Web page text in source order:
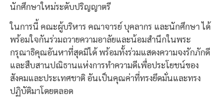
นักศึกษาใหม่ระดับปริญญาตรี
ในการนี้ คณะผู้บริหาร คณาจารย์ บุคลากร และนักศึกษา ได้
พร้อมใจกันร่วมถวายความอาลัยและน้อมสำนึกในพระ
กรุณาธิคุณอันหาที่สุดมิได้ พร้อมทั้งร่วมแสดงความจงรักภักดี
และสืบสานปณิธานแห่งการทำความดีเพื่อประโยชน์ของ
สังคมและประเทศชาติ อันเป็นคุณค่าที่ทรงยึดมั่นและทรง
ปฏิบัติมาโดยตลอด